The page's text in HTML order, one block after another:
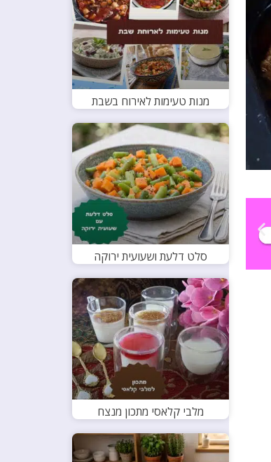
מנות טעימות לאירוח בשבת
סלט דלעת ושעועית ירוקה
מלבי קלאסי מתכון מנצח